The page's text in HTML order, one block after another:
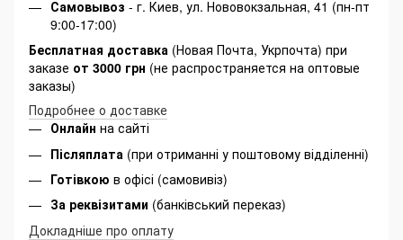
Самовывоз - г. Киев, ул. Нововокзальная, 41 (пн-пт
9:00-17:00)
Бесплатная доставка (Новая Почта, Укрпочта) при
заказе от 3000 грн (не распространяется на оптовые
заказы)
Подробнее о доставке
Онлайн на сайті
Післяплата (при отриманні у поштовому відділенні)
Готівкою в офісі (самовивіз)
За реквізитами (банківський переказ)
Докладніше про оплату